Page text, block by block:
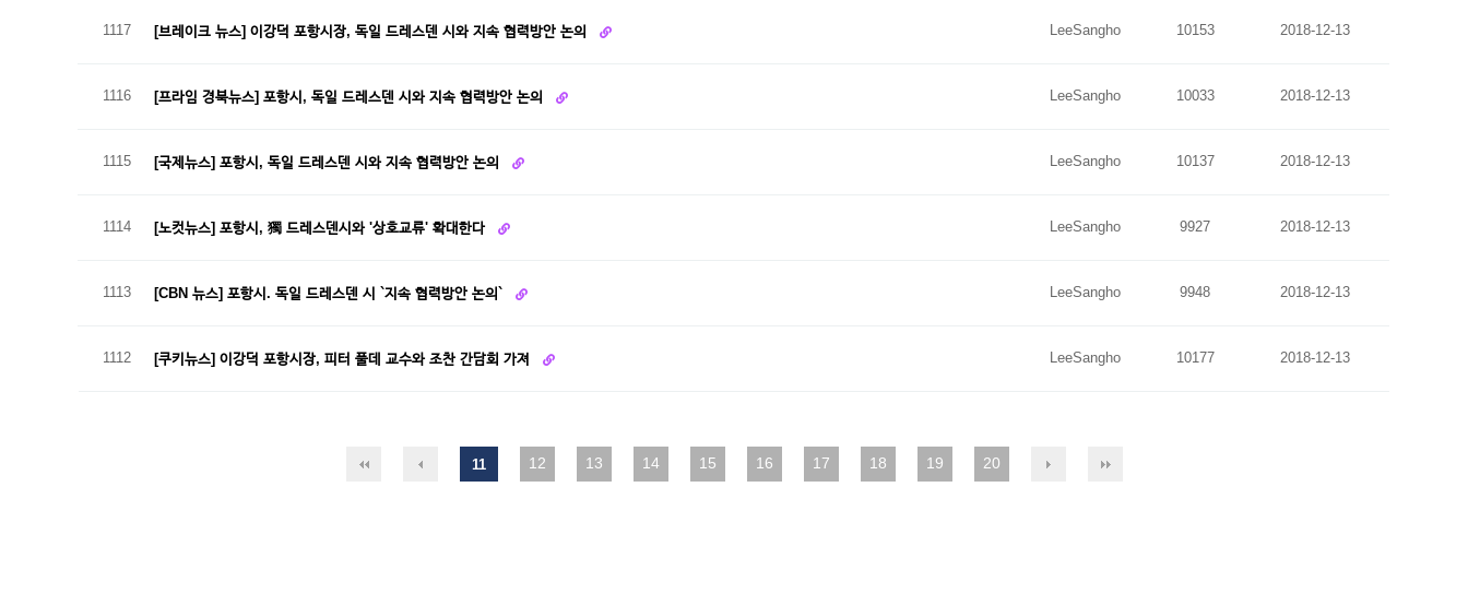
1117 [브레이크 뉴스] 이강덕 포항시장, 독일 드레스덴 시와 지속 협력방안 논의 LeeSangho 10153 2018-12-13
1116 [프라임 경북뉴스] 포항시, 독일 드레스덴 시와 지속 협력방안 논의 LeeSangho 10033 2018-12-13
1115 [국제뉴스] 포항시, 독일 드레스덴 시와 지속 협력방안 논의 LeeSangho 10137 2018-12-13
1114 [노컷뉴스] 포항시, 獨 드레스덴시와 '상호교류' 확대한다 LeeSangho 9927 2018-12-13
1113 [CBN 뉴스] 포항시. 독일 드레스덴 시 `지속 협력방안 논의` LeeSangho 9948 2018-12-13
1112 [쿠키뉴스] 이강덕 포항시장, 피터 풀데 교수와 조찬 간담회 가져 LeeSangho 10177 2018-12-13
11 12 13 14 15 16 17 18 19 20